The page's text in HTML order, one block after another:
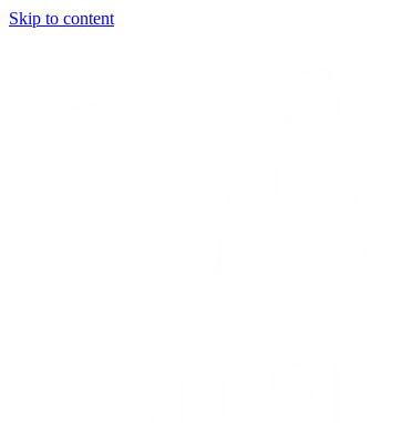
Skip to content